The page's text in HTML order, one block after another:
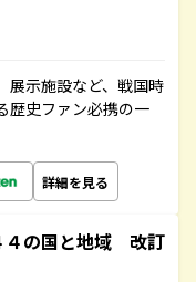
展示施設など、戦国時
歴史ファン必携の一
詳細を見る
の国と地域 改訂